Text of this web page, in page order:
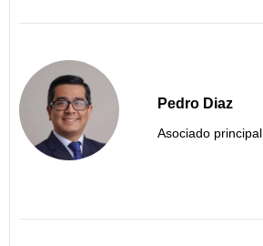
Pedro Diaz
Asociado principal